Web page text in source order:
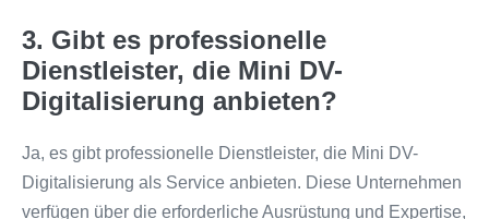
3. Gibt es professionelle
Dienstleister, die Mini DV-
Digitalisierung anbieten?
Ja, es gibt professionelle Dienstleister, die Mini DV-
Digitalisierung als Service anbieten. Diese Unternehmen
verfügen über die erforderliche Ausrüstung und Expertise,